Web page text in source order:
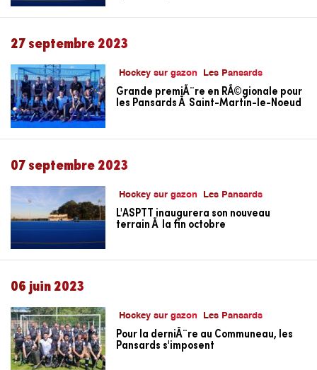
27 septembre 2023
Hockey sur gazon Les Pansards
Grande premiÃ¨re en RÃ©gionale pour
les Pansards Ã Saint-Martin-le-Noeud
07 septembre 2023
Hockey sur gazon Les Pansards
L'ASPTT inaugurera son nouveau
terrain Ã la fin octobre
06 juin 2023
Hockey sur gazon Les Pansards
Pour la derniÃ¨re au Communeau, les
Pansards s'imposent